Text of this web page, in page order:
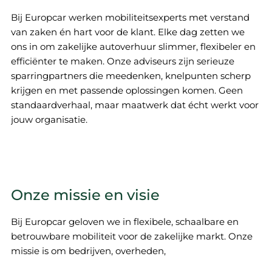
Bij Europcar werken mobiliteitsexperts met verstand
van zaken én hart voor de klant. Elke dag zetten we
ons in om zakelijke autoverhuur slimmer, flexibeler en
efficiënter te maken. Onze adviseurs zijn serieuze
sparringpartners die meedenken, knelpunten scherp
krijgen en met passende oplossingen komen. Geen
standaardverhaal, maar maatwerk dat écht werkt voor
jouw organisatie.
Onze missie en visie
Bij Europcar geloven we in flexibele, schaalbare en
betrouwbare mobiliteit voor de zakelijke markt. Onze
missie is om bedrijven, overheden,